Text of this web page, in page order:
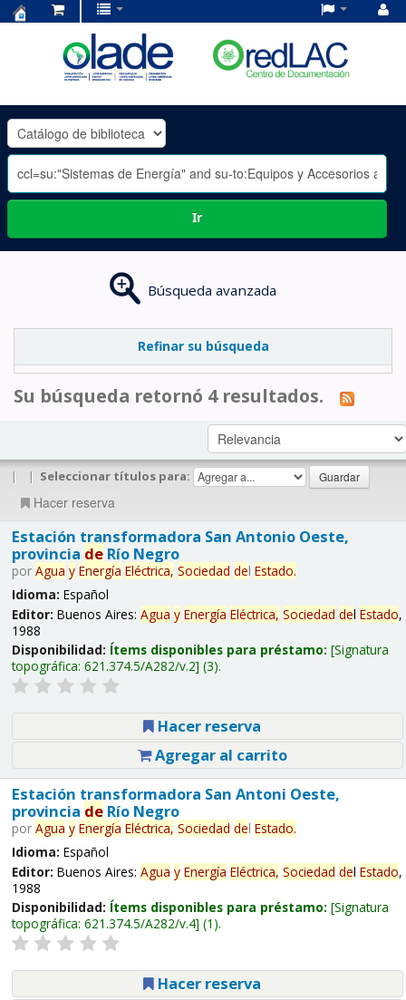
OLADE
-
Ir
Búsqueda avanzada
Refinar su búsqueda
Su búsqueda retornó 4 resultados.
| | Seleccionar títulos para:
Hacer reserva
Estación transformadora San Antonio Oeste,
provincia deRío Negro
por Agua y Energía Eléctrica, Sociedad del Estado.
Idioma: Español
Editor: Buenos Aires: Agua y Energía Eléctrica, Sociedad del Estado,
1988
Disponibilidad: Ítems disponibles para préstamo: Signatura
topográfica: 621.374.5/A282/v.2 (3).
Hacer reserva
Agregar al carrito
Estación transformadora San Antoni Oeste,
provincia deRío Negro
por Agua y Energía Eléctrica, Sociedad del Estado.
Idioma: Español
Editor: Buenos Aires: Agua y Energía Eléctrica, Sociedad del Estado,
1988
Disponibilidad: Ítems disponibles para préstamo: Signatura
topográfica: 621.374.5/A282/v.4 (1).
Hacer reserva